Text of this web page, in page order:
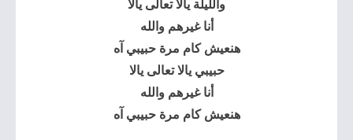
والليلة يالا تعالى يالا
أنا غيرهم والله
هنعيش كام مرة حبيبي آه
حبيبي يالا تعالى يالا
أنا غيرهم والله
هنعيش كام مرة حبيبي آه